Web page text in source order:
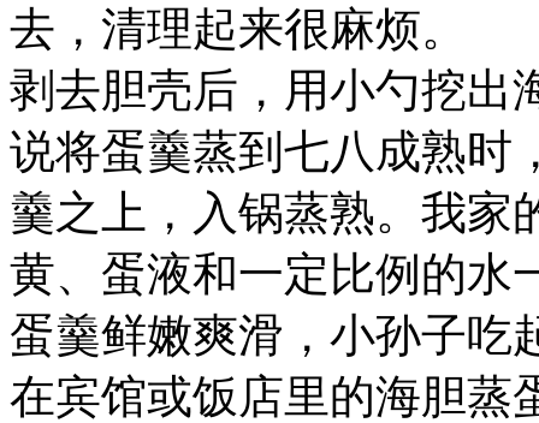
去，清理起来很麻烦。
剥去胆壳后，用小勺挖出
说将蛋羹蒸到七八成熟时
羹之上，入锅蒸熟。我家
黄、蛋液和一定比例的水
蛋羹鲜嫩爽滑，小孙子吃
在宾馆或饭店里的海胆蒸